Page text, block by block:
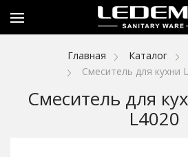
Главная Каталог
Смеситель для кухни
Смеситель для
L4020